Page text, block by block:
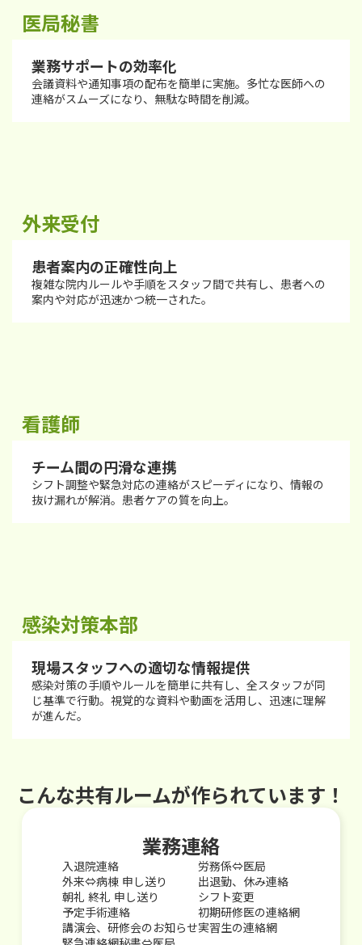
医局秘書
業務サポートの効率化
会議資料や通知事項の配布を簡単に実施。多忙な医師への
連絡がスムーズになり、無駄な時間を削減。
外来受付
患者案内の正確性向上
複雑な院内ルールや手順をスタッフ間で共有し、患者への
案内や対応が迅速かつ統一された。
看護師
チーム間の円滑な連携
シフト調整や緊急対応の連絡がスピーディになり、情報の
抜け漏れが解消。患者ケアの質を向上。
感染対策本部
現場スタッフへの適切な情報提供
感染対策の手順やルールを簡単に共有し、全スタッフが同
じ基準で行動。視覚的な資料や動画を活用し、迅速に理解
が進んだ。
こんな共有ルームが作られています！
業務連絡
入退院連絡
外来⇔病棟 申し送り
朝礼 終礼 申し送り
予定手術連絡
講演会、研修会のお知らせ
労務係⇔医局
出退勤、休み連絡
シフト変更
初期研修医の連絡網
実習生の連絡網